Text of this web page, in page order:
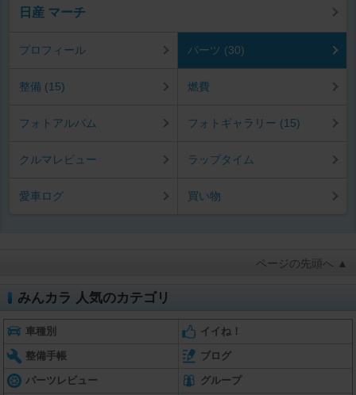
日産 マーチ
プロフィール パーツ (30)
整備 (15) 燃費
フォトアルバム フォトギャラリー (15)
クルマレビュー ラップタイム
愛車ログ 買い物
ページの先頭へ ▲
みんカラ 人気のカテゴリ
車種別 イイね！
整備手帳 ブログ
パーツレビュー グループ